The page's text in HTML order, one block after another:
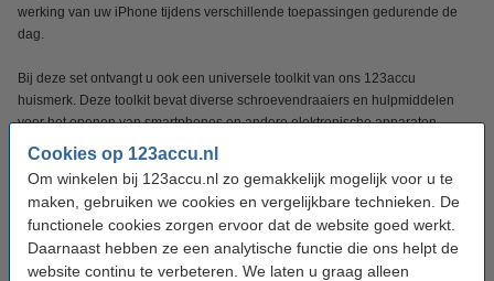
Cookies op 123accu.nl
Om winkelen bij 123accu.nl zo gemakkelijk mogelijk voor u te
maken, gebruiken we cookies en vergelijkbare technieken. De
functionele cookies zorgen ervoor dat de website goed werkt.
Daarnaast hebben ze een analytische functie die ons helpt de
website continu te verbeteren. We laten u graag alleen
werking van uw iPhone tijdens verschillende toepassingen gedurende de
dag.
Bij deze set ontvangt u ook een universele toolkit van ons 123accu
huismerk. Deze toolkit bevat diverse schroevendraaiers en hulpmiddelen
voor het openen van smartphones en andere elektronische apparaten.
Onderdelen zoals een zuignap, plastic opener, plectrum, metalen schraper
en simnaald ondersteunen nauwkeurig werken tijdens het vervangen van
een accu of onderdeel.
Met deze set ontvangt u een Apple iPhone 14 / A2863 accu, en een
universele toolkit.